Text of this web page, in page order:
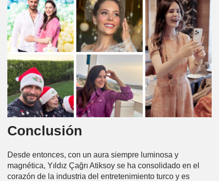
Conclusión
Desde entonces, con un aura siempre luminosa y
magnética, Yıldız Çağrı Atiksoy se ha consolidado en el
corazón de la industria del entretenimiento turco y es